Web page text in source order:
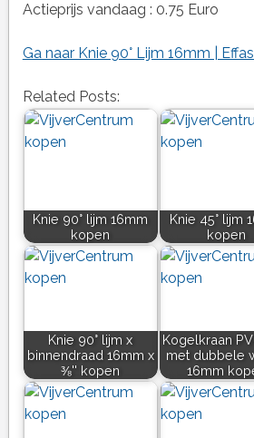
Actieprijs vandaag : 0.75 Euro
Ga naar Knie 90° Lijm 16mm |
Related Posts:
Knie 90° lijm 16mm
kopen
Knie 45° lijm
kopen
Knie 90° lijm x
binnendraad 16mm x
⅜'' kopen
Kogelkraan
met dubbele
16mm